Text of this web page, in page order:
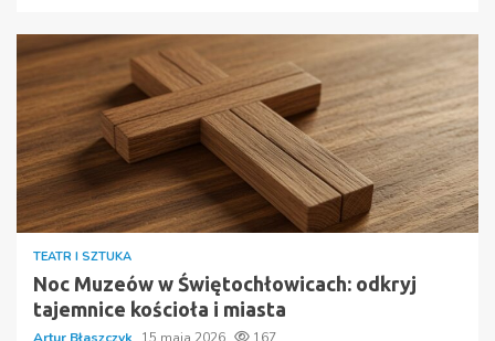
TEATR I SZTUKA
Noc Muzeów w Świętochłowicach: odkryj
tajemnice kościoła i miasta
Artur Błaszczyk 15 maja 2026 167